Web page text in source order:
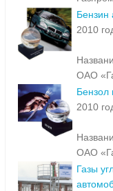
Бензин
2010
ОАО
Бензол
2010
ОАО
Газы